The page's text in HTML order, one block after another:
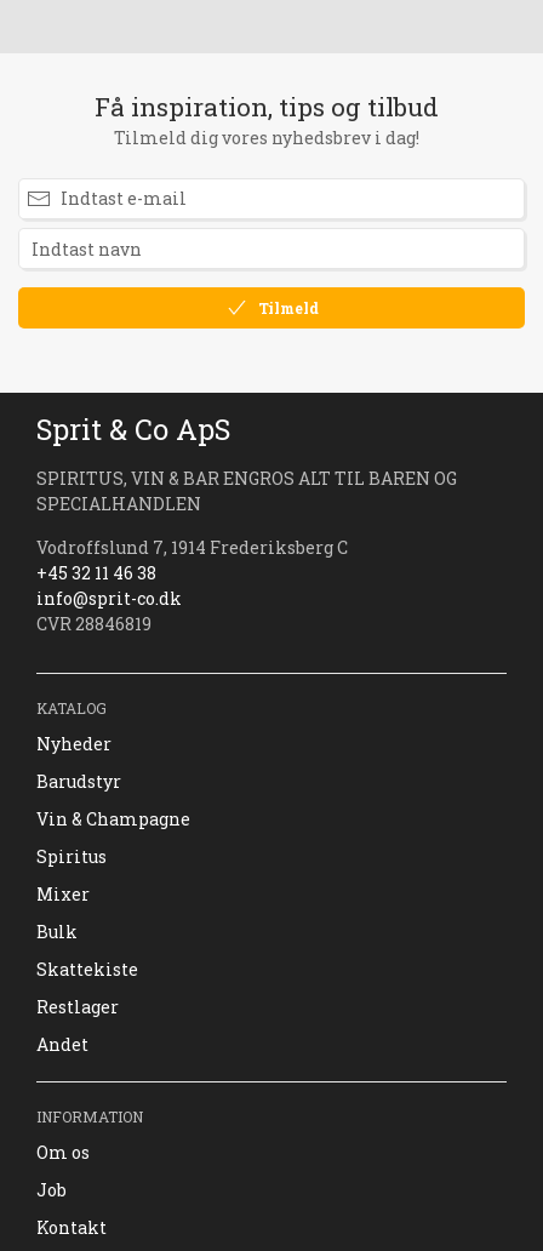
Få inspiration, tips og tilbud
Tilmeld dig vores nyhedsbrev i dag!
Tilmeld
Sprit & Co ApS
SPIRITUS, VIN & BAR ENGROS ALT TIL BAREN OG
SPECIALHANDLEN
Vodroffslund 7, 1914 Frederiksberg C
+45 32 11 46 38
info@sprit-co.dk
CVR 28846819
KATALOG
Nyheder
Barudstyr
Vin & Champagne
Spiritus
Mixer
Bulk
Skattekiste
Restlager
Andet
INFORMATION
Om os
Job
Kontakt